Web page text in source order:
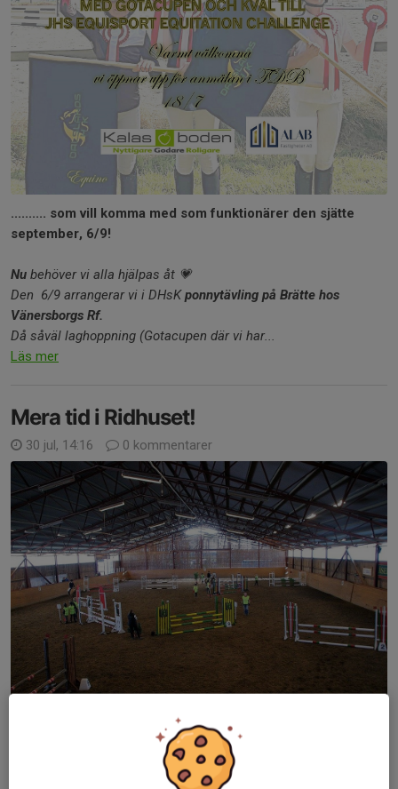
.......... som vill komma med som funktionärer den sjätte
september, 6/9!
Nu behöver vi alla hjälpas åt 💗
Den 6/9 arrangerar vi i DHsKponnytävling på Brätte hos
Vänersborgs Rf.
Då såväl laghoppning (Gotacupen där vi har...
Läs mer
Mera tid i Ridhuset!
30 jul, 14:16 0 kommentarer
Större möjligheter att kunna utnyttja Ridhuset!
Har Du börjat fundera på en lite kallare årstid ännu?
Nej, det är nog inget som man funderar på när solen gassar